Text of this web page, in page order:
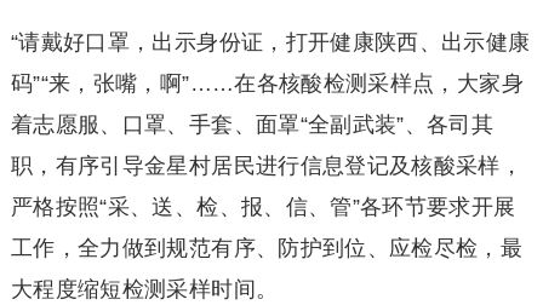
“请戴好口罩，出示身份证，打开健康陕西、出示健康
码”“来，张嘴，啊”……在各核酸检测采样点，大家身
着志愿服、口罩、手套、面罩“全副武装”、各司其
职，有序引导金星村居民进行信息登记及核酸采样，
严格按照“采、送、检、报、信、管”各环节要求开展
工作，全力做到规范有序、防护到位、应检尽检，最
大程度缩短检测采样时间。